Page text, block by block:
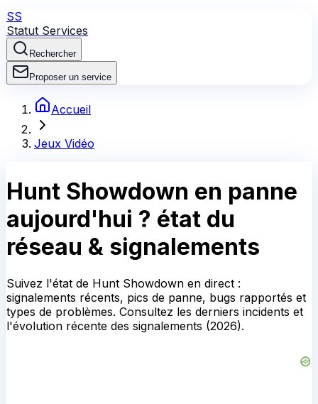
SS
Statut Services
Rechercher
Proposer un service
Accueil
Jeux Vidéo
Hunt Showdown en panne
aujourd'hui ? état du
réseau & signalements
Suivez l'état de Hunt Showdown en direct :
signalements récents, pics de panne, bugs rapportés et
types de problèmes. Consultez les derniers incidents et
l'évolution récente des signalements (2026).